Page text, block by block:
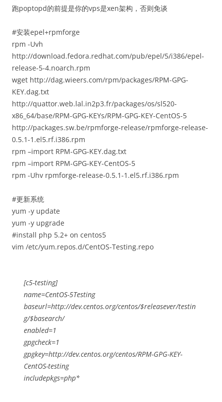
跑poptopd的前提是你的vps是xen架构，否则免谈
#安装epel+rpmforge
rpm -Uvh
http://download.fedora.redhat.com/pub/epel/5/i386/epel-
release-5-4.noarch.rpm
wget http://dag.wieers.com/rpm/packages/RPM-GPG-
KEY.dag.txt
http://quattor.web.lal.in2p3.fr/packages/os/sl520-
x86_64/base/RPM-GPG-KEYs/RPM-GPG-KEY-CentOS-5
http://packages.sw.be/rpmforge-release/rpmforge-release-
0.5.1-1.el5.rf.i386.rpm
rpm –import RPM-GPG-KEY.dag.txt
rpm –import RPM-GPG-KEY-CentOS-5
rpm -Uhv rpmforge-release-0.5.1-1.el5.rf.i386.rpm
#更新系统
yum -y update
yum -y upgrade
#install php 5.2+ on centos5
vim /etc/yum.repos.d/CentOS-Testing.repo
[c5-testing]
name=CentOS-5Testing
baseurl=http://dev.centos.org/centos/$releasever/testin
g/$basearch/
enabled=1
gpgcheck=1
gpgkey=http://dev.centos.org/centos/RPM-GPG-KEY-
CentOS-testing
includepkgs=php*